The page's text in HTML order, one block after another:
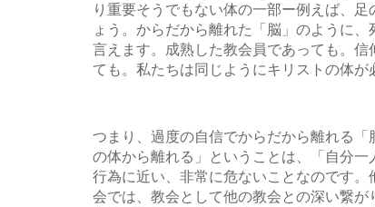
り重要そうでもない体の一部ー例えば、
ょう。からだから離れた「脳」のように
言えます。成熟した教会員であっても。
ても。私たちは同じようにキリストの体が
つまり、過度の自信でからだから離れる
の体から離れる」ということは、「自分
行為に近い、非常に危ないことなのです
会では、教会として他の教会との深い繋